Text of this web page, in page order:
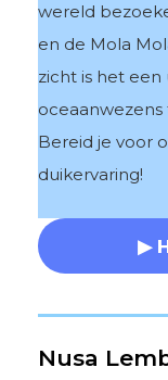
wereld
en de Mola
zicht is het
Bereid je voor
duikervaring!
▶
Nusa